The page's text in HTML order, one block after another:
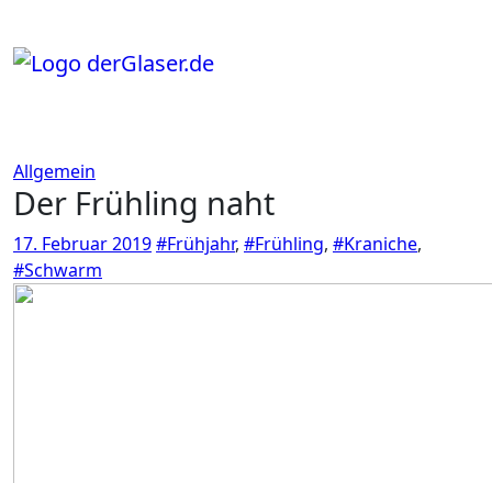
springen
Allgemein
Der Frühling naht
17. Februar 2019#Frühjahr, #Frühling, #Kraniche,
#Schwarm